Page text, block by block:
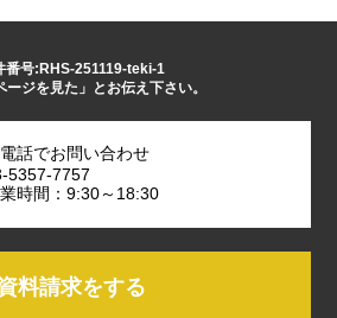
番号:RHS-251119-teki-1
ージを見た」とお伝え下さい。
話でお問い合わせ
5357-7757
時間：9:30～18:30
料請求をする